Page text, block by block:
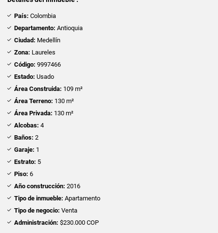
País: Colombia
Departamento: Antioquia
Ciudad: Medellín
Zona: Laureles
Código: 9997466
Estado: Usado
Área Construida: 109 m²
Área Terreno: 130 m²
Área Privada: 130 m²
Alcobas: 4
Baños: 2
Garaje: 1
Estrato: 5
Piso: 6
Año construcción: 2016
Tipo de inmueble: Apartamento
Tipo de negocio: Venta
Administración: $230.000 COP